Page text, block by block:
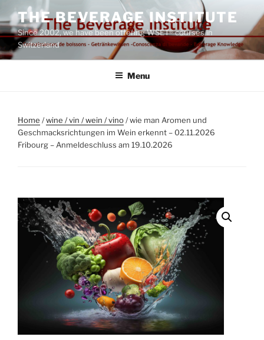
to
content
THE BEVERAGE INSTITUTE
Since 2002, we have been offering WSET® courses in
Switzerland
Menu
Home /wine / vin / wein / vino/ wie man Aromen und
Geschmacksrichtungen im Wein erkennt – 02.11.2026
Fribourg – Anmeldeschluss am 19.10.2026